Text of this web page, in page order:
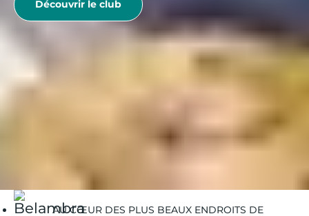
Découvrir le club
Réservez vos vacances dans un village de vacances
Belambra Padel
AU CŒUR DES PLUS BEAUX ENDROITS DE